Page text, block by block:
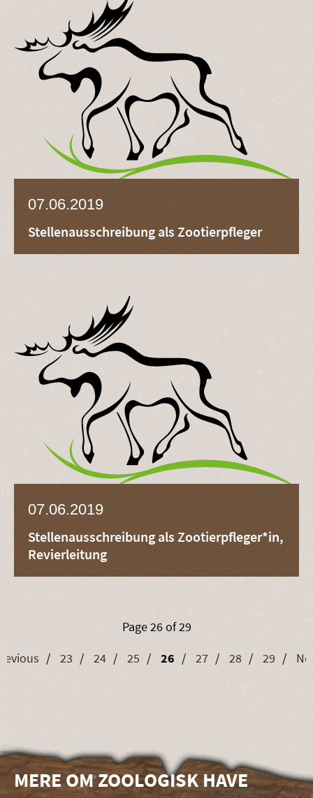
07.06.2019
Stellenausschreibung als Zootierpfleger
07.06.2019
Stellenausschreibung als Zootierpfleger*in,
Revierleitung
Page 26 of 29
23 24 25 26 27 28 29
MERE OM ZOOLOGISK HAVE